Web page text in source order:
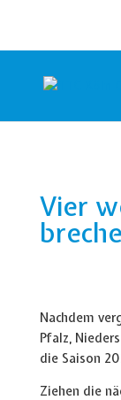
Vier
Nachdem
Pfalz,
die Saison
Ziehen die